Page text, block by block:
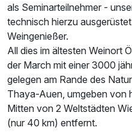
als Seminarteilnehmer -
technisch hierzu
Weingenießer.
All dies im ältesten Weinort
der March mit einer 3000
gelegen am Rande des
Thaya-Auen, umgeben von
Mitten von 2 Weltstädten
(nur 40 km) entfernt.